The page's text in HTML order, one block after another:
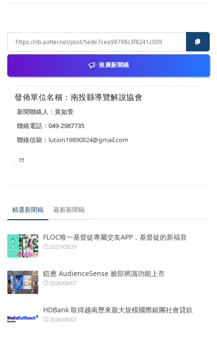
推廣新聞稿
發佈單位名稱：南投縣導覽解說協會
新聞聯絡人：黃如萱
聯絡電話：049-2987735
聯絡信箱： lution19890824@gmail.com
精選新聞稿 最新新聞稿
FLOC唯一基督徒專屬交友APP，基督徒的新福音
2021/03/29
鎧應 AudienceSense 臉部辨識功能上市
2026/08/07
HDBank 取得越南歷來最大規模國際銀團社會貸款
2026/08/07